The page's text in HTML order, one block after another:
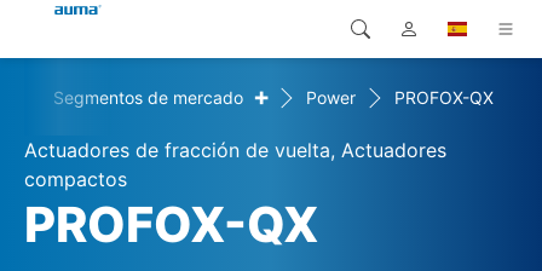
Productos
Soluciones
Descargas
Global
Europa
Asia y Pacífico
Búsqueda
Segmentos de mercado + Power PROFOX-QX
Actuadores de fracción de vuelta, Actuadores
compactos
PROFOX-QX